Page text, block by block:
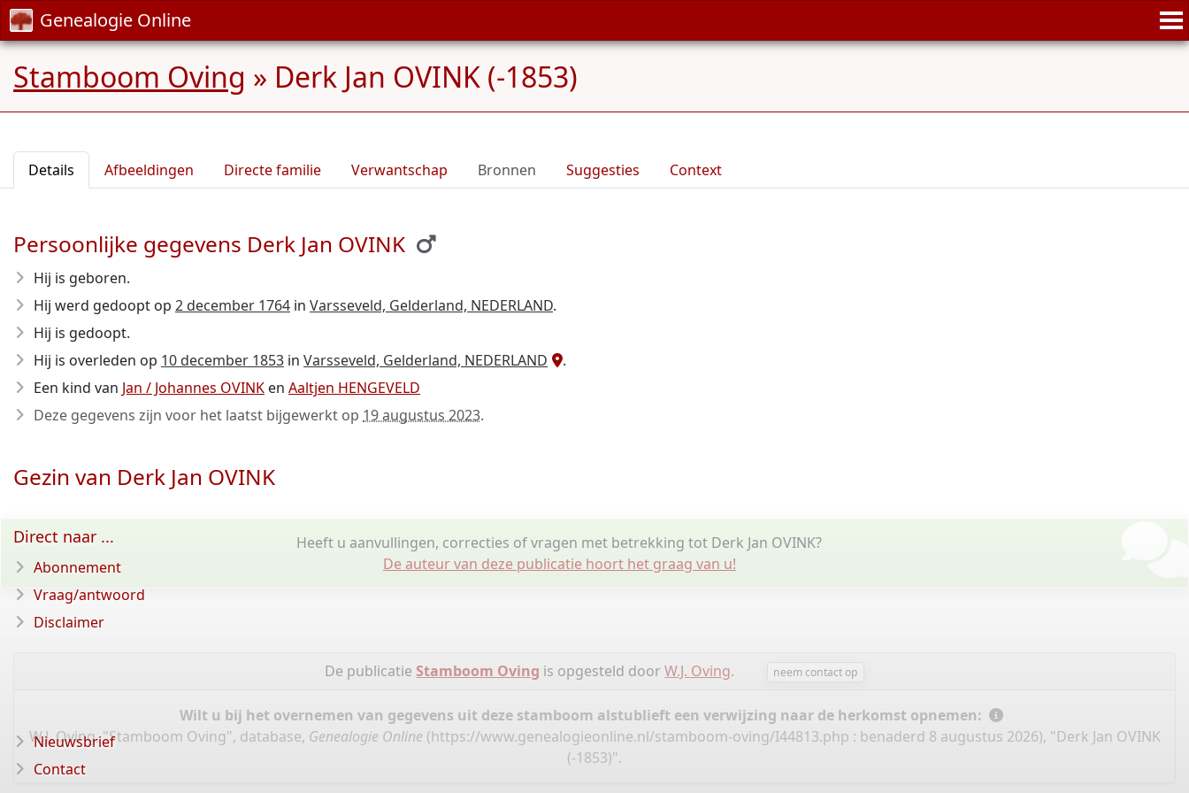
Genealogie Online
Stamboom Oving » Derk Jan OVINK (-1853)
Details Afbeeldingen Directe familie Verwantschap Bronnen Suggesties Context
Persoonlijke gegevens Derk Jan OVINK
Hij is geboren.
Hij werd gedoopt op 2 december 1764 in Varsseveld, Gelderland, NEDERLAND.
Hij is gedoopt.
Hij is overleden op 10 december 1853 in Varsseveld, Gelderland, NEDERLAND
.
Een kind van Jan / Johannes OVINK en Aaltjen HENGEVELD
Deze gegevens zijn voor het laatst bijgewerkt op 19 augustus 2023.
Gezin van Derk Jan OVINK
Heeft u aanvullingen, correcties of vragen met betrekking tot Derk Jan OVINK?
De auteur van deze publicatie hoort het graag van u!
De publicatieStamboom Oving is opgesteld doorW.J. Oving. neem contact op
Wilt u bij het overnemen van gegevens uit deze stamboom alstublieft een verwijzing naar de herkomst opnemen:
W.J. Oving, "Stamboom Oving", database, Genealogie Online (https://www.genealogieonline.nl/stamboom-oving/I44813.php : benaderd 8 augustus 2026), "Derk Jan OVINK
(-1853)".
Direct naar ...
Abonnement
Vraag/antwoord
Disclaimer
Nieuwsbrief
Contact